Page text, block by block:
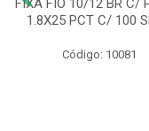
FIXA FIO 10/12 BR C/
1.8X25 PCT C/ 100
Código: 10081